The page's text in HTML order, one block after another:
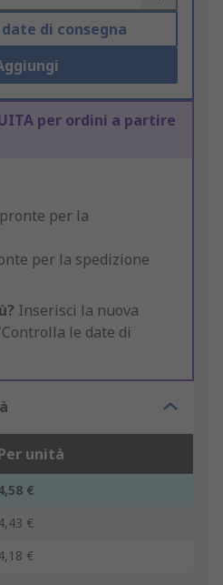
di consegna
per ordini a partire
per la
per la spedizione
Inserisci la nuova
le date di
unità
€
€
€